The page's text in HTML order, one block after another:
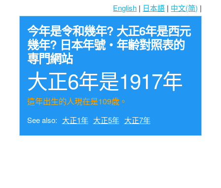
English | 日本語 | 中文(简) |
今年是令和幾年? 大正6年是西元
幾年? 日本年號・年齢對照表的
専門網站
大正6年是1917年
這年出生的人現在是109歳。
See also: 大正1年 大正5年 大正7年